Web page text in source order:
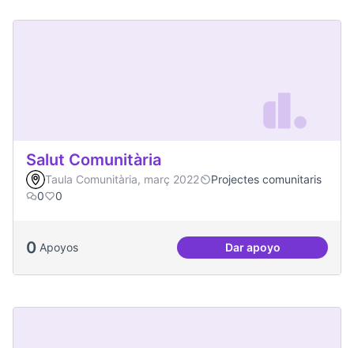
Salut Comunitària
Taula Comunitària, març 2022
Projectes comunitaris
0
0
0 Apoyos Dar apoyoSalut Comunitària